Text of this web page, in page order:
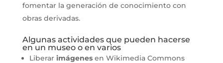
fomentar la generación de conocimiento con
obras derivadas.
Algunas actividades que pueden hacerse
en un museo o en varios
Liberar imágenesen Wikimedia Commons